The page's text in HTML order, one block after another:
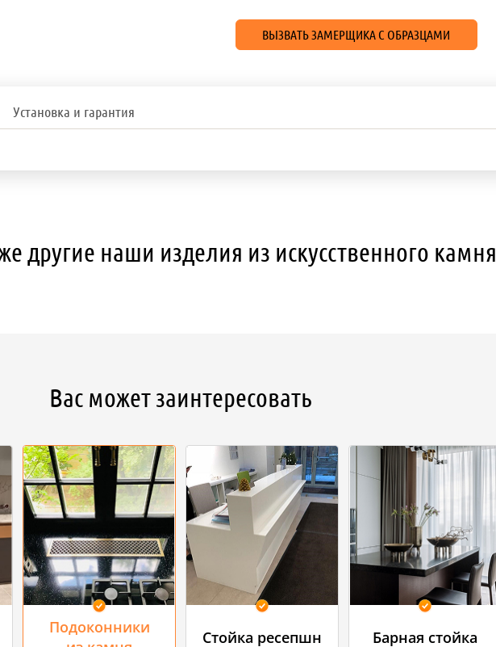
ВЫЗВАТЬ ЗАМЕРЩИКА С ОБРАЗЦАМИ
Установка и гарантия
другие наши изделия из искусственного камня
Вас может заинтересовать
Подоконники
Стойка ресепшн Барная стойка